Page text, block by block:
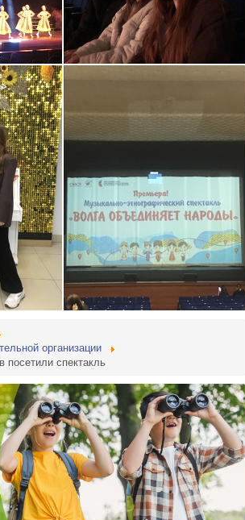
организации
посетили спектакль